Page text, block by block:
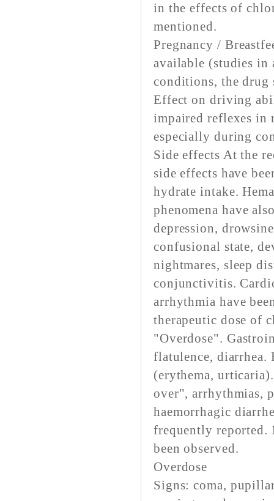
in the effects of
mentioned.
Pregnancy /
available (studies in
conditions, the drug
Effect on driving
impaired reflexes in
especially during
Side effects At the
side effects have
hydrate intake.
phenomena have
depression,
confusional state,
nightmares, sleep
conjunctivitis.
arrhythmia have
therapeutic dose of
"Overdose".
flatulence, diarrhea.
(erythema,
over", arrhythmias,
haemorrhagic
frequently reported.
been observed.
Overdose
Signs: coma,